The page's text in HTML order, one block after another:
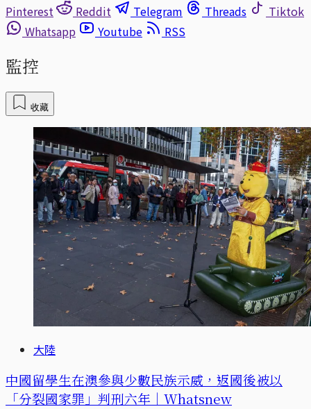
Pinterest
Reddit Telegram Threads
Tiktok
Whatsapp
Youtube RSS
監控
收藏
大陸
中國留學生在澳參與少數民族示威，返國後被以
「分裂國家罪」判刑六年｜Whatsnew